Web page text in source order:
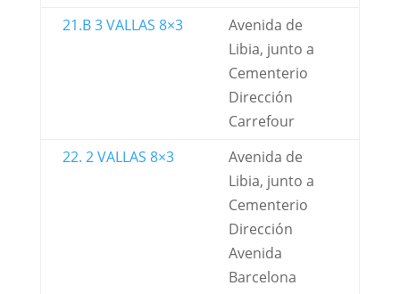
21.B 3 VALLAS 8×3
Avenida de
Libia, junto a
Cementerio
Dirección
Carrefour
22. 2 VALLAS 8×3
Avenida de
Libia, junto a
Cementerio
Dirección
Avenida
Barcelona